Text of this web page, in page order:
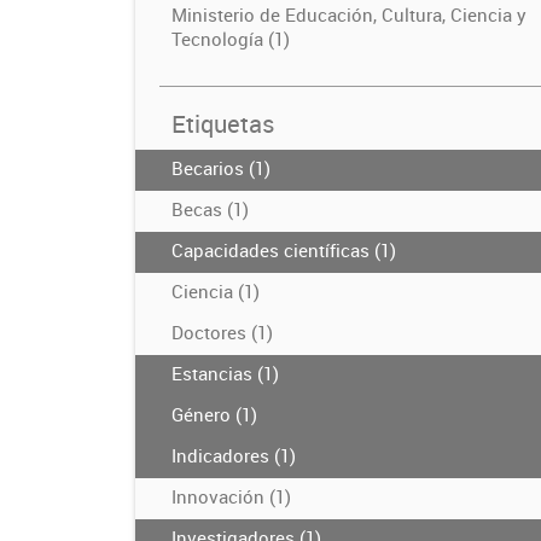
Ministerio de Educación, Cultura, Ciencia y
Tecnología (1)
Etiquetas
Becarios (1)
Becas (1)
Capacidades científicas (1)
Ciencia (1)
Doctores (1)
Estancias (1)
Género (1)
Indicadores (1)
Innovación (1)